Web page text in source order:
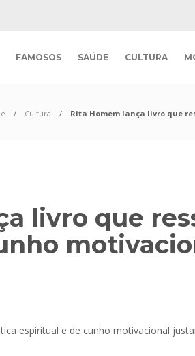
FAMOSOS SAÚDE CULTURA
Cultura Rita Homem lança livro que
livro que